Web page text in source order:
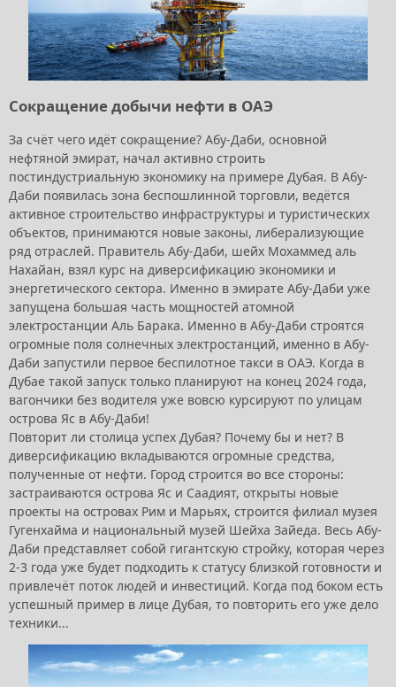
Сокращение добычи нефти в ОАЭ
За счёт чего идёт сокращение? Абу-Даби, основной
нефтяной эмират, начал активно строить
постиндустриальную экономику на примере Дубая. В Абу-
Даби появилась зона беспошлинной торговли, ведётся
активное строительство инфраструктуры и туристических
объектов, принимаются новые законы, либерализующие
ряд отраслей. Правитель Абу-Даби, шейх Мохаммед аль
Нахайан, взял курс на диверсификацию экономики и
энергетического сектора. Именно в эмирате Абу-Даби уже
запущена большая часть мощностей атомной
электростанции Аль Барака. Именно в Абу-Даби строятся
огромные поля солнечных электростанций, именно в Абу-
Даби запустили первое беспилотное такси в ОАЭ. Когда в
Дубае такой запуск только планируют на конец 2024 года,
вагончики без водителя уже вовсю курсируют по улицам
острова Яс в Абу-Даби!
Повторит ли столица успех Дубая? Почему бы и нет? В
диверсификацию вкладываются огромные средства,
полученные от нефти. Город строится во все стороны:
застраиваются острова Яс и Саадият, открыты новые
проекты на островах Рим и Марьях, строится филиал музея
Гугенхайма и национальный музей Шейха Зайеда. Весь Абу-
Даби представляет собой гигантскую стройку, которая через
2-3 года уже будет подходить к статусу близкой готовности и
привлечёт поток людей и инвестиций. Когда под боком есть
успешный пример в лице Дубая, то повторить его уже дело
техники...